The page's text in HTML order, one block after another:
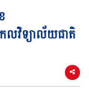
លវិទ្យាល័យជាតិ